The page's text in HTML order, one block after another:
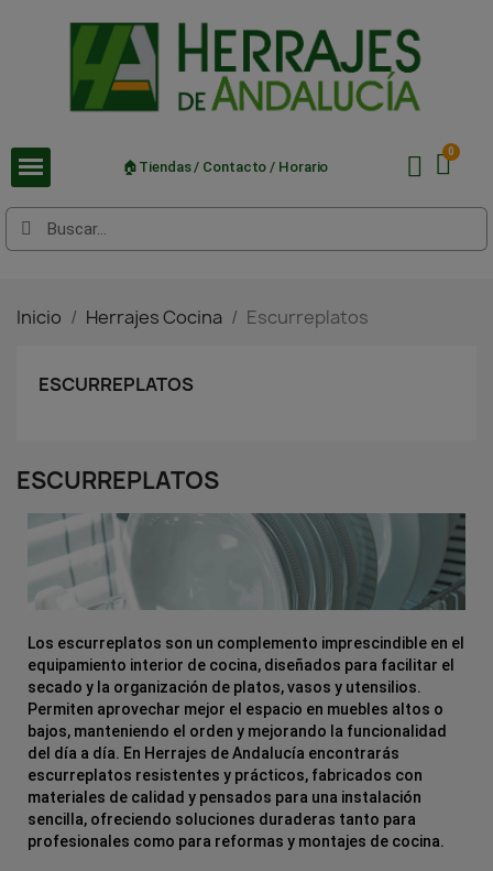
🏠Tiendas / Contacto / Horario
Inicio Herrajes Cocina Escurreplatos
ESCURREPLATOS
ESCURREPLATOS
Los escurreplatos son un complemento imprescindible en el
equipamiento interior de cocina, diseñados para facilitar el
secado y la organización de platos, vasos y utensilios.
Permiten aprovechar mejor el espacio en muebles altos o
bajos, manteniendo el orden y mejorando la funcionalidad
del día a día. En Herrajes de Andalucía encontrarás
escurreplatos resistentes y prácticos, fabricados con
materiales de calidad y pensados para una instalación
sencilla, ofreciendo soluciones duraderas tanto para
profesionales como para reformas y montajes de cocina.